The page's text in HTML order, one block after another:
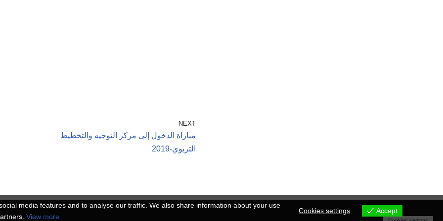
NEXT
مباراة الدخول إلى مركز التوجيه والتخطيط
التربوي-2019
media features and to analyse our traffic. We also share information about your use
View more
Cookies settings Accept